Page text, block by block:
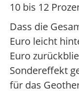
10 bis 12
Dass die
Euro leicht
Euro
Sondereffekt
für das